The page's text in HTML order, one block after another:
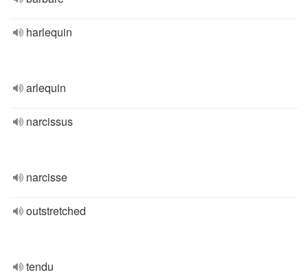
harlequin
arlequin
narcissus
narcisse
outstretched
tendu